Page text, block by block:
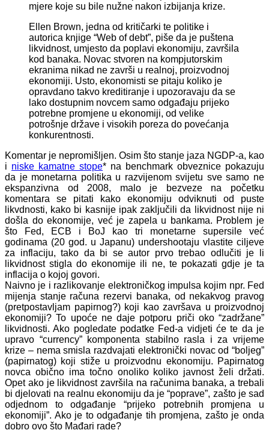
mjere koje su bile nužne nakon izbijanja krize.
Ellen Brown, jedna od kritičarki te politike i
autorica knjige “Web of debt”, piše da je puštena
likvidnost, umjesto da poplavi ekonomiju, završila
kod banaka. Novac stvoren na kompjutorskim
ekranima nikad ne završi u realnoj, proizvodnoj
ekonomiji. Usto, ekonomisti se pitaju koliko je
opravdano takvo kreditiranje i upozoravaju da se
lako dostupnim novcem samo odgađaju prijeko
potrebne promjene u ekonomiji, od velike
potrošnje države i visokih poreza do povećanja
konkurentnosti.
Komentar je nepromišljen. Osim što stanje jaza NGDP-a, kao
i niske kamatne stope* na benchmark obveznice pokazuju
da je monetarna politika u razvijenom svijetu sve samo ne
ekspanzivna od 2008, malo je bezveze na početku
komentara se pitati kako ekonomiju odviknuti od puste
likvdnosti, kako bi kasnije ipak zaključili da likvidnost nije ni
došla do ekonomije, već je zapela u bankama. Problem je
što Fed, ECB i BoJ kao tri monetarne supersile već
godinama (20 god. u Japanu) undershootaju vlastite ciljeve
za inflaciju, tako da bi se autor prvo trebao odlučiti je li
likvidnost stigla do ekonomije ili ne, te pokazati gdje je ta
inflacija o kojoj govori.
Naivno je i razlikovanje elektroničkog impulsa kojim npr. Fed
mijenja stanje računa rezervi banaka, od nekakvog pravog
(pretpostavljam papirnog?) koji kao završava u proizvodnoj
ekonomiji? To upoće ne daje potporu priči oko “zadržane”
likvidnosti. Ako pogledate podatke Fed-a vidjeti će te da je
upravo “currency” komponenta stabilno rasla i za vrijeme
krize – nema smisla razdvajati elektronički novac od “boljeg”
(papirnatog) koji stiže u proizvodnu ekonomiju. Papirnatog
novca obično ima točno onoliko koliko javnost želi držati.
Opet ako je likvidnost završila na računima banaka, a trebali
bi djelovati na realnu ekonomiju da je “poprave”, zašto je sad
odjednom to odgađanje “prijeko potrebnih promjena u
ekonomiji”. Ako je to odgađanje tih promjena, zašto je onda
dobro ovo što Mađari rade?